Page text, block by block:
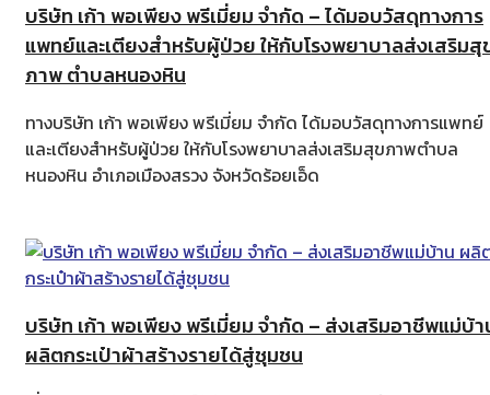
บริษัท เก้า พอเพียง พรีเมี่ยม จำกัด – ได้มอบวัสดุทางการ
แพทย์และเตียงสำหรับผู้ป่วย ให้กับโรงพยาบาลส่งเสริมสุ
ภาพ ตำบลหนองหิน
ทางบริษัท เก้า พอเพียง พรีเมี่ยม จำกัด ได้มอบวัสดุทางการแพทย์
และเตียงสำหรับผู้ป่วย ให้กับโรงพยาบาลส่งเสริมสุขภาพตำบล
หนองหิน อำเภอเมืองสรวง จังหวัดร้อยเอ็ด
บริษัท เก้า พอเพียง พรีเมี่ยม จำกัด – ส่งเสริมอาชีพแม่บ้
ผลิตกระเป๋าผ้าสร้างรายได้สู่ชุมชน